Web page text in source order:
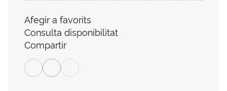
Afegir a favorits
Consulta disponibilitat
Compartir